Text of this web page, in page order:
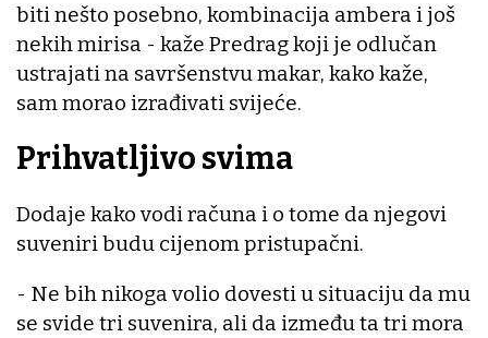
biti nešto posebno, kombinacija ambera i još
nekih mirisa - kaže Predrag koji je odlučan
ustrajati na savršenstvu makar, kako kaže,
sam morao izrađivati svijeće.
Prihvatljivo svima
Dodaje kako vodi računa i o tome da njegovi
suveniri budu cijenom pristupačni.
- Ne bih nikoga volio dovesti u situaciju da mu
se svide tri suvenira, ali da između ta tri mora